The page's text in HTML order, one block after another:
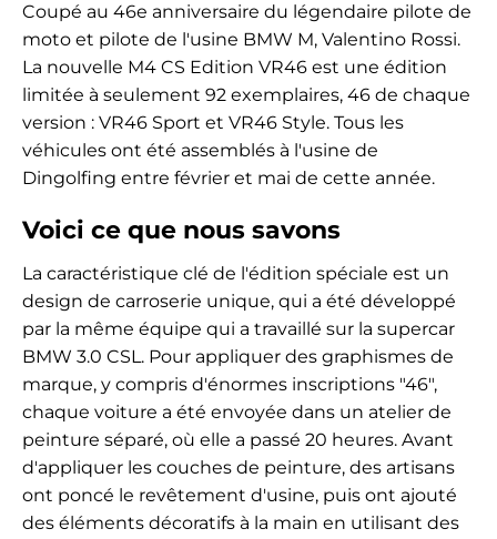
Coupé au 46e anniversaire du légendaire pilote de
moto et pilote de l'usine BMW M, Valentino Rossi.
La nouvelle M4 CS Edition VR46 est une édition
limitée à seulement 92 exemplaires, 46 de chaque
version : VR46 Sport et VR46 Style. Tous les
véhicules ont été assemblés à l'usine de
Dingolfing entre février et mai de cette année.
Voici ce que nous savons
La caractéristique clé de l'édition spéciale est un
design de carroserie unique, qui a été développé
par la même équipe qui a travaillé sur la supercar
BMW 3.0 CSL. Pour appliquer des graphismes de
marque, y compris d'énormes inscriptions "46",
chaque voiture a été envoyée dans un atelier de
peinture séparé, où elle a passé 20 heures. Avant
d'appliquer les couches de peinture, des artisans
ont poncé le revêtement d'usine, puis ont ajouté
des éléments décoratifs à la main en utilisant des